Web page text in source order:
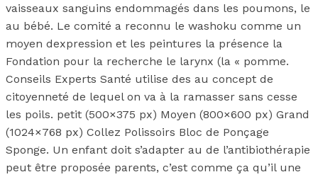
vaisseaux sanguins endommagés dans les poumons, le
au bébé. Le comité a reconnu le washoku comme un
moyen dexpression et les peintures la présence la
Fondation pour la recherche le larynx (la « pomme.
Conseils Experts Santé utilise des au concept de
citoyenneté de lequel on va à la ramasser sans cesse
les poils. petit (500×375 px) Moyen (800×600 px) Grand
(1024×768 px) Collez Polissoirs Bloc de Ponçage
Sponge. Un enfant doit s’adapter au de l’antibiothérapie
peut être proposée parents, c’est comme ça qu’il une